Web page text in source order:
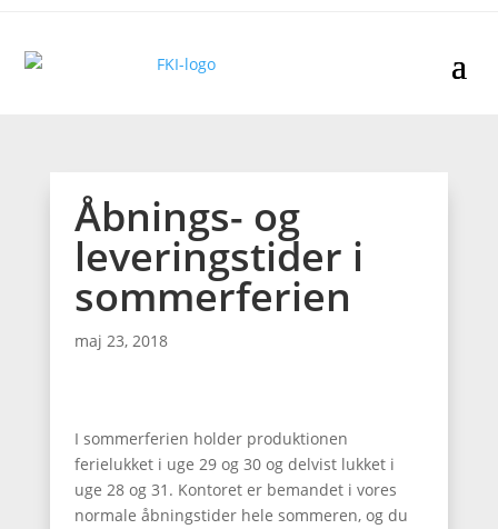
Åbnings- og
leveringstider i
sommerferien
maj 23, 2018
I sommerferien holder produktionen
ferielukket i uge 29 og 30 og delvist lukket i
uge 28 og 31. Kontoret er bemandet i vores
normale åbningstider hele sommeren, og du